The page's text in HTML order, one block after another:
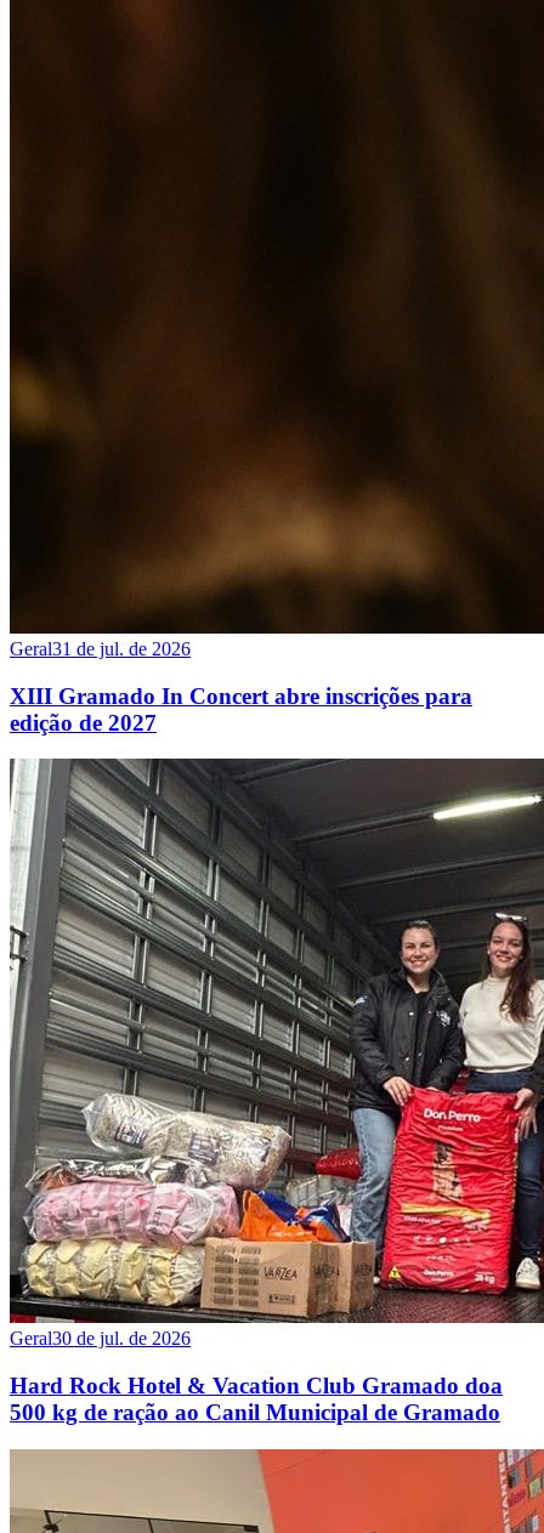
Geral31 de jul. de 2026
XIII Gramado In Concert abre inscrições para
edição de 2027
Geral30 de jul. de 2026
Hard Rock Hotel & Vacation Club Gramado doa
500 kg de ração ao Canil Municipal de Gramado